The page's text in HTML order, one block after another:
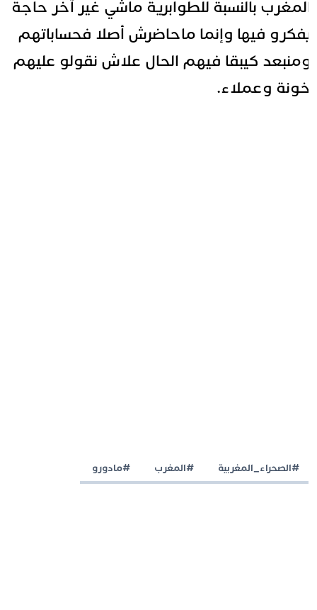
بالنسبة للطوابرية ماشي غير آخر حاجة
فيها وإنما ماحاضرش أصلا فحساباتهم
كيبقا فيهم الحال علاش نقولو عليهم
وعملاء.
#الصحراء_المغربية #المغرب #مادورو